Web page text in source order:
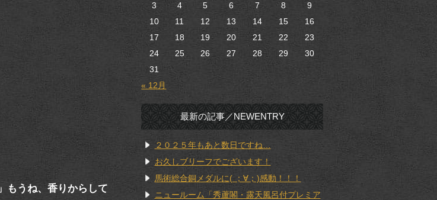
」もうね、香りからして
3
4 5 6 7 8
9
10
11 12 13 14 15
16
17
18 19 20 21 22
23
24
25 26 27 28 29
30
31
« 12月
最新の記事／NEWENTRY
２０２５年もあと数日ですね…
お久しブリーフでございます！
馬術総合銅メダルに( ；∀；)感動！！！
ニュールーム「秀蘆閣・露天風呂付プレミア